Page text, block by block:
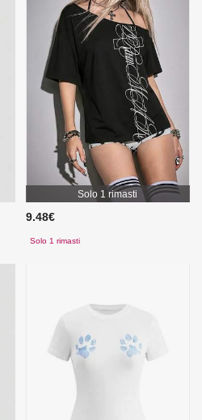
Solo 1 rimasti
9.48€
Solo 1 rimasti